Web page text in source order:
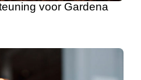
voor Gardena